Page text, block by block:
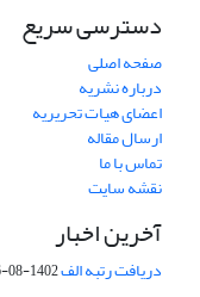
دسترسی سریع
صفحه اصلی
درباره نشریه
اعضای هیات تحریریه
ارسال مقاله
تماس با ما
نقشه سایت
آخرین اخبار
دریافت رتبه الف1402-08-06